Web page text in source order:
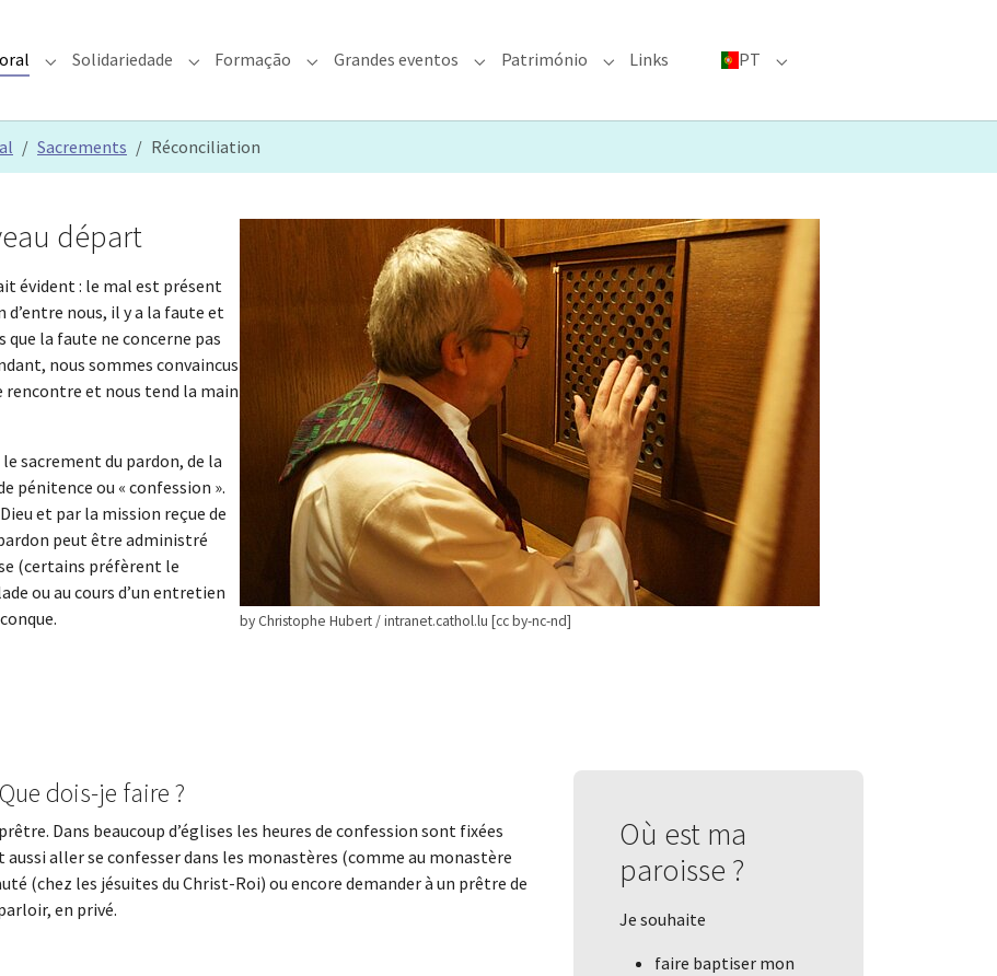
Submenu for "Fé & Pastoral"
Solidariedade Submenu for "Solidariedade"
Formação Submenu for "Formação"
Grandes eventos Submenu for "Grandes eventos"
Património Submenu for "Património"
Links PT Submenu for "PT"
Sacrements Réconciliation
by Christophe Hubert / intranet.cathol.lu [cc by-nc-nd]
départ
évident : le mal est présent
d’entre nous, il y a la faute et
la faute ne concerne pas
nous sommes convaincus
rencontre et nous tend la main
sacrement du pardon, de la
pénitence ou « confession ».
et par la mission reçue de
peut être administré
(certains préfèrent le
ou au cours d’un entretien
dois-je faire ?
Dans beaucoup d’églises les heures de confession sont fixées
aller se confesser dans les monastères (comme au monastère
(chez les jésuites du Christ-Roi) ou encore demander à un prêtre de
en privé.
Où est ma
paroisse ?
Je souhaite
faire baptiser mon